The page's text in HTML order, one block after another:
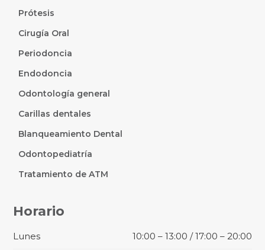
Prótesis
Cirugía Oral
Periodoncia
Endodoncia
Odontología general
Carillas dentales
Blanqueamiento Dental
Odontopediatría
Tratamiento de ATM
Horario
Lunes 10:00 – 13:00 / 17:00 – 20:00